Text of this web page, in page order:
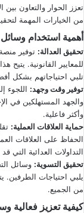
تعزز الحوار والتعاون
من الخيارات المهمة
أهمية استخدام
تحقيق العدالة: توفير
للمعايير القانونية. يتيح
تلبي احتياجاتهم بشكل
توفير وقت وجهد: اللجوء
والجهد المستهلكين في
وأكثر فاعلية.
حماية العلاقات العملية:
الحفاظ على العلاقات
التداولات العدائية التي
تحقيق التسوية: وسائل
يلبي احتياجات الطرفين.
من الجميع.
كيفية تعزيز فعالية